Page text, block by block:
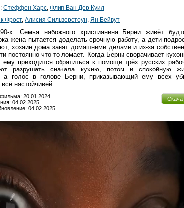
: Стеффен Харс Флип Ван Дер Куил
Фрост, Алисия Сильверстоун Ян Бейвут
х. Семья набожного христианина Берни живёт
жена пытается доделать срочную работу, а дети-
хозяин дома занят домашними делами и из-за
постоянно что-то ломает. Когда Берни сворачивает
ему приходится обратиться к помощи трёх русских
разрушать сначала кухню, потом и спокойную
а голос в голове Берни, приказывающий ему всех
настойчивей.
20.01.2024
04.02.2025
04.02.2025